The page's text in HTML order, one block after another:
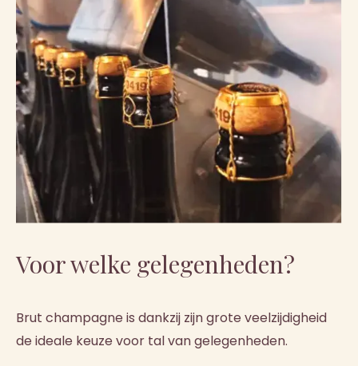
Voor welke gelegenheden?
Brut champagne is dankzij zijn grote veelzijdigheid
de ideale keuze voor tal van gelegenheden.